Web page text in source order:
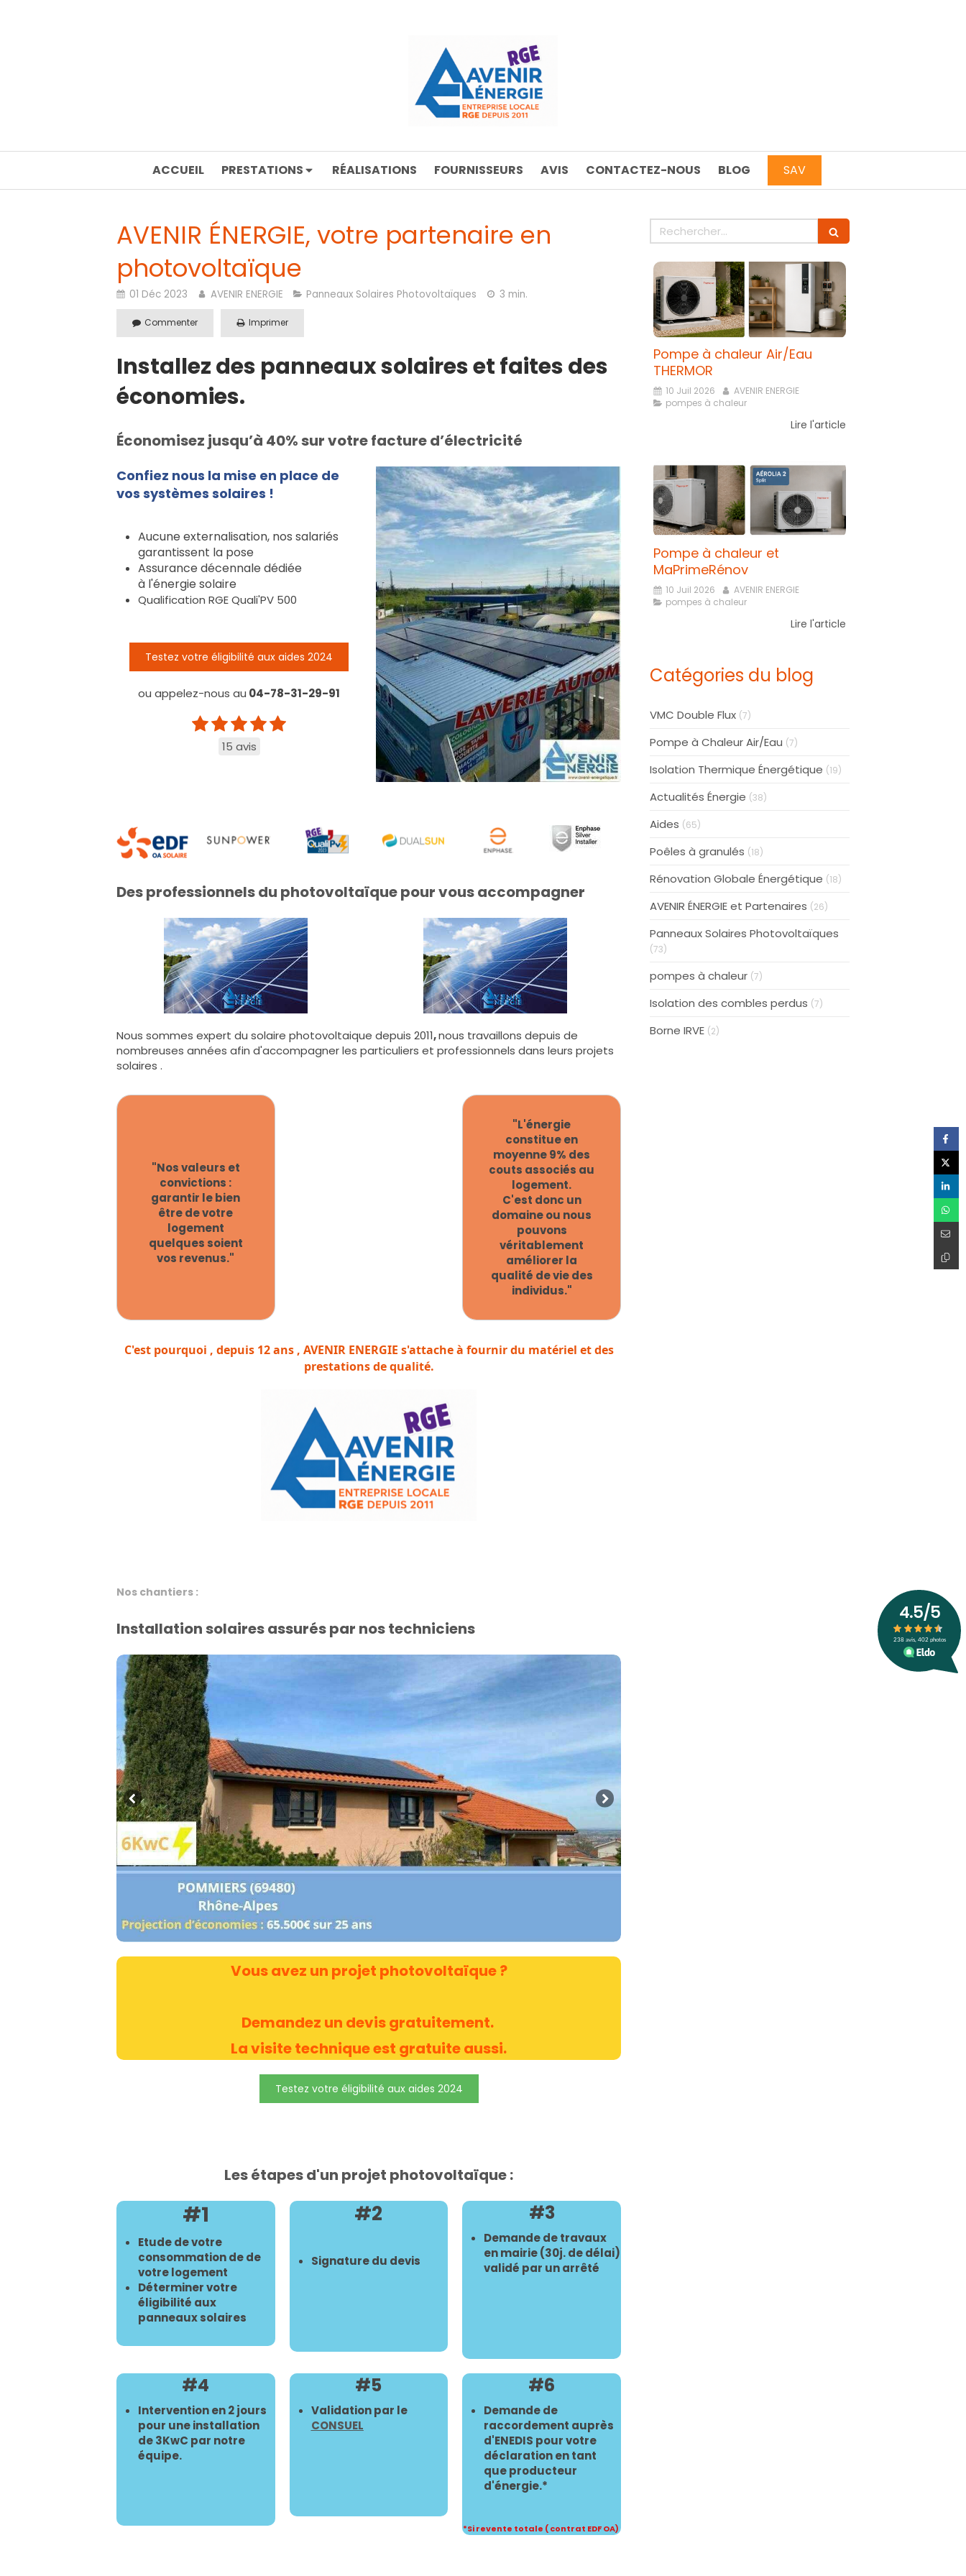
ACCUEIL PRESTATIONS RÉALISATIONS FOURNISSEURS AVIS CONTACTEZ-NOUS BLOG SAV
AVENIR ÉNERGIE, votre partenaire en
photovoltaïque
01 Déc 2023 AVENIR ENERGIE Panneaux Solaires Photovoltaïques 3 min.
Commenter Imprimer
Installez des panneaux solaires et faites des
économies.
Économisez jusqu’à 40% sur votre facture d’électricité
Confiez nous la mise en place de
vos systèmes solaires !
Aucune externalisation, nos salariés
garantissent la pose
Assurance décennale dédiée
à l'énergie solaire
Qualification RGE Quali'PV 500
Testez votre éligibilité aux aides 2024
ou appelez-nous au 04-78-31-29-91
15 avis
Des professionnels du photovoltaïque pour vous accompagner
Nous sommes expert du solaire photovoltaique depuis 2011,nous travaillons depuis de
nombreuses années afin d'accompagner les particuliers et professionnels dans leurs projets
solaires .
"Nos valeurs et
convictions :
garantir le bien
être de votre
logement
quelques soient
vos revenus."
"L'énergie
constitue en
moyenne 9% des
couts associés au
logement.
C'est donc un
domaine ou nous
pouvons
véritablement
améliorer la
qualité de vie des
individus."
C'est pourquoi , depuis 12 ans , AVENIR ENERGIE s'attache à fournir du matériel et des
prestations de qualité.
Nos chantiers :
Installation solaires assurés par nos techniciens
Vous avez un projet photovoltaïque ?
Demandez un devis gratuitement.
La visite technique est gratuite aussi.
Testez votre éligibilité aux aides 2024
Les étapes d'un projet photovoltaïque :
#1
Etude de votre
consommation de de
votre logement
Déterminer votre
éligibilité aux
panneaux solaires
#2
Signature du devis
#3
Demande de travaux
en mairie (30j. de délai)
validé par un arrêté
#4
Intervention en 2 jours
pour une installation
de 3KwC par notre
équipe.
#5
Validation par le
CONSUEL
#6
Demande de
raccordement auprès
d'ENEDIS pour votre
déclaration en tant
que producteur
d'énergie.*
*Si revente totale ( contrat EDF OA)
Rechercher
Pompe à chaleur Air/Eau
THERMOR
10 Juil 2026
AVENIR ENERGIE
pompes à chaleur
Lire l'article
Pompe à chaleur et
MaPrimeRénov
10 Juil 2026
AVENIR ENERGIE
pompes à chaleur
Lire l'article
Catégories du blog
VMC Double Flux (7)
Pompe à Chaleur Air/Eau (7)
Isolation Thermique Énergétique (19)
Actualités Énergie (38)
Aides (65)
Poêles à granulés (18)
Rénovation Globale Énergétique (18)
AVENIR ÉNERGIE et Partenaires (26)
Panneaux Solaires Photovoltaïques
(73)
pompes à chaleur (7)
Isolation des combles perdus (7)
Borne IRVE (2)